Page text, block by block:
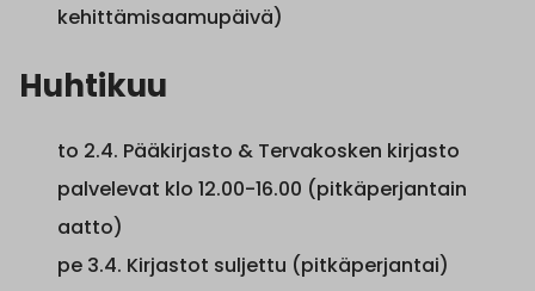
kehittämisaamupäivä)
Huhtikuu
to 2.4. Pääkirjasto & Tervakosken kirjasto
palvelevat klo 12.00-16.00 (pitkäperjantain
aatto)
pe 3.4. Kirjastot suljettu (pitkäperjantai)